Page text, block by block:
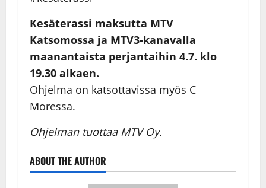
Kesäterassi maksutta MTV
Katsomossa ja MTV3-kanavalla
maanantaista perjantaihin 4.7. klo
19.30 alkaen.
Ohjelma on katsottavissa myös C
Moressa.
Ohjelman tuottaa MTV Oy.
ABOUT THE AUTHOR